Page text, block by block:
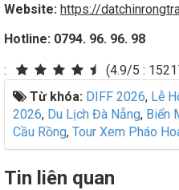
Website: https://
Hotline: 0794. 96. 96. 98
: (4.9/5 :
Từ khóa: DIFF 2026, Lễ
2026, Du Lịch Đà Nẵng, Biển
Cầu Rồng, Tour Xem Pháo
Tin liên quan